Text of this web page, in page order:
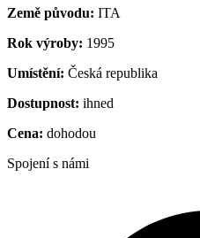
Země původu: ITA
Rok výroby: 1995
Umístění: Česká republika
Dostupnost: ihned
Cena: dohodou
Spojení s námi